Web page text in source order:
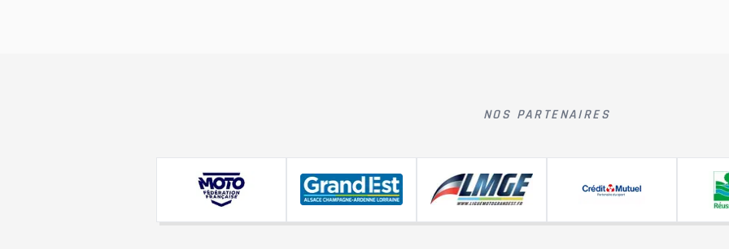
NOS PARTENAIRES